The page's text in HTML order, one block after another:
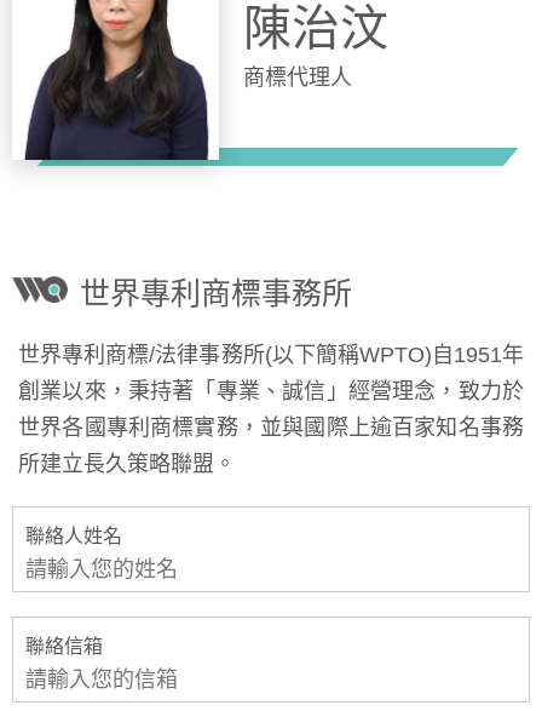
陳治汶
商標代理人
世界專利商標事務所
世界專利商標/法律事務所(以下簡稱WPTO)自1951年
創業以來，秉持著「專業、誠信」經營理念，致力於
世界各國專利商標實務，並與國際上逾百家知名事務
所建立長久策略聯盟。
聯絡人姓名
聯絡信箱